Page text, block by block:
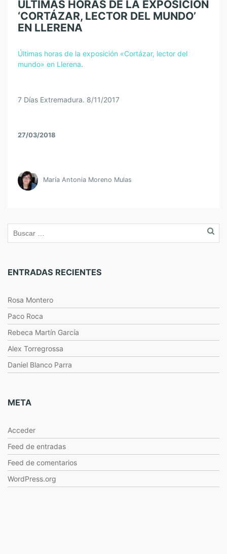
ÚLTIMAS HORAS DE LA EXPOSICIÓN
‘CORTÁZAR, LECTOR DEL MUNDO’
EN LLERENA
Últimas horas de la exposición «Cortázar, lector del
mundo» en Llerena.
7 Días Extremadura. 8/11/2017
27/03/2018
María Antonia Moreno Mulas
ENTRADAS RECIENTES
Rosa Montero
Paco Roca
Rebeca Martín García
Alex Torregrossa
Daniel Blanco Parra
META
Acceder
Feed de entradas
Feed de comentarios
WordPress.org